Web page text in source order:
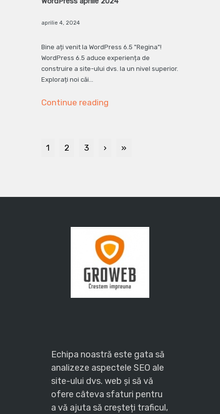
aprilie 4, 2024
Bine ați venit la WordPress 6.5 "Regina"!
WordPress 6.5 aduce experiența de
construire a site-ului dvs. la un nivel superior.
Explorați noi căi…
Continue reading
1 2 3 › »
Echipa noastră este gata să
analizeze aspectele SEO ale
site-ului dvs. web și să vă
ofere câteva sfaturi pentru
a vă ajuta să creșteți traficul,